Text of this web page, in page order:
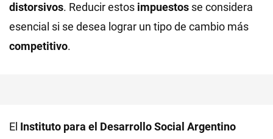
distorsivos. Reducir estos impuestos se considera
esencial si se desea lograr un tipo de cambio más
competitivo.
El Instituto para el Desarrollo Social Argentino